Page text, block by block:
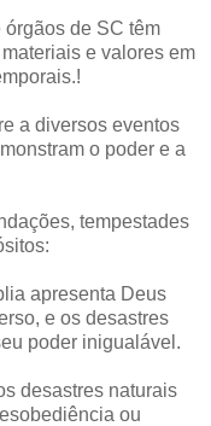
de SC têm
e valores em
a diversos eventos
o poder e a
tempestades
apresenta Deus
e os desastres
poder inigualável.
desastres naturais
ou